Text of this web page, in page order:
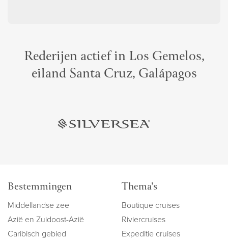
Rederijen actief in Los Gemelos,
eiland Santa Cruz, Galápagos
Bestemmingen
Middellandse zee
Azië en Zuidoost-Azië
Caribisch gebied
Thema's
Boutique cruises
Riviercruises
Expeditie cruises